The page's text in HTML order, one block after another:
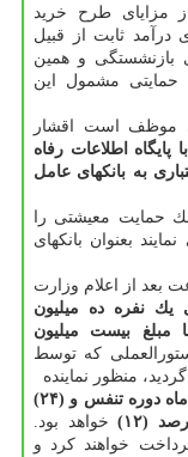
مزایای طرح خرید
درآمد ثابت از قبیل
بازنشستگی و همین
مشمول این
موظف است اقشار
با پایگاه اطلاعات رفاه
به بانكهای عامل
حمایت معیشتی را
بعنوان بانكهای
عامل موظفند ظرف (۴۸) ساعت بعد از اعلام وزارت
یك نفره ده میلیون
مبلغ بیست میلیون
كه توسط
منظور نماینده
بازپرداخت اقساط طی (۲۷) ماه (سه ماه دوره تنفس و (۲۴)
(۱۲)
خواهد بود.
خواهند كرد و